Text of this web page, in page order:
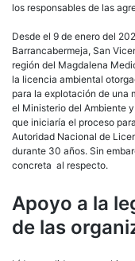
los responsables de las
Desde el 9 de enero del
Barrancabermeja, San
región del Magdalena
la licencia ambiental
para la explotación de una
el Ministerio del Ambiente
que iniciaría el proceso
Autoridad Nacional de
durante 30 años. Sin
concreta al respecto.
Apoyo a la
de las